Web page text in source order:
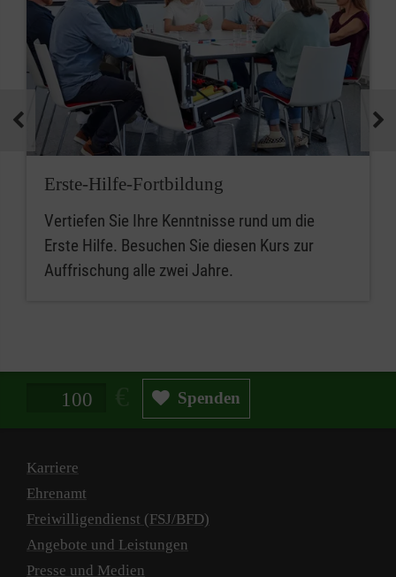
Erste-Hilfe-Fortbildung
Vertiefen Sie Ihre Kenntnisse rund um die
Erste Hilfe. Besuchen Sie diesen Kurs zur
Auffrischung alle zwei Jahre.
Spendenbetrag in Euro Spenden
Karriere
Ehrenamt
Freiwilligendienst (FSJ/BFD)
Angebote und Leistungen
Presse und Medien